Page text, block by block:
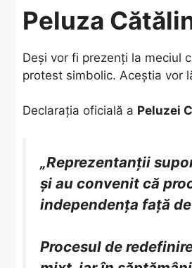
Peluza
​Deși vor fi prezenți la meciul
protest simbolic. Aceștia vor
​Declarația oficială a Peluzei
„Reprezentanții
și au convenit că
independența față
Procesul de